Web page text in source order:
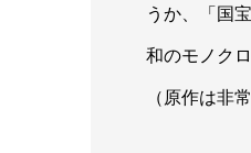
うか、「国
和のモノク
（原作は非